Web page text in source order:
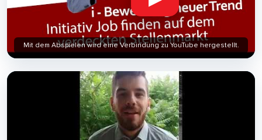
Mit dem Abspielen wird eine Verbindung zu YouTube hergestellt.